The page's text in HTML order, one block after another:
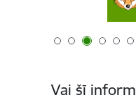
Vai šī